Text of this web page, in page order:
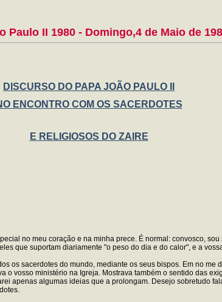
Paulo II 1980 - Domingo,4 de Maio de
DISCURSO DO PAPA JOÃO PAULO II
ENCONTRO COM OS SACERDOTES
E RELIGIOSOS DO ZAIRE
no meu coração e na minha prece. É normal: convosco,
que suportam diariamente "o peso do dia e do calor", e a
os sacerdotes do mundo, mediante os seus bispos. Em no
vosso ministério na Igreja. Mostrava também o sentido das
apenas algumas ideias que a prolongam. Desejo sobretudo